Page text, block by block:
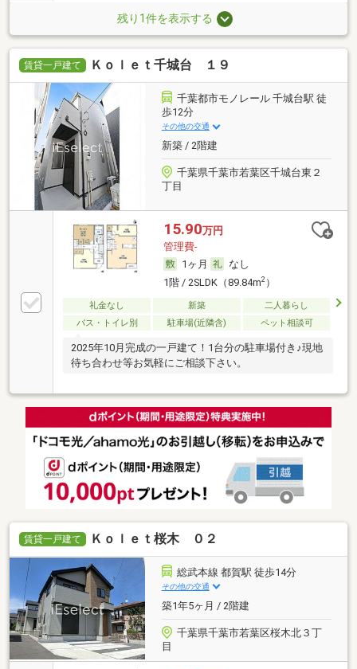
残り1件を表示する
賃貸一戸建て Ｋｏｌｅｔ千城台 １９
千葉都市モノレール 千城台駅 徒
歩12分
その他の交通
新築 / 2階建
千葉県千葉市若葉区千城台東２
丁目
15.90万円
管理費-
1ヶ月
なし
1階 / 2SLDK（89.84m2）
礼金なし 新築
二人暮らし
バス・トイレ別
駐車場(近隣含) ペット相談可
2025年10月完成の一戸建て！1台分の駐車場付き♪現地
待ち合わせ等お気軽にご相談下さい。
賃貸一戸建て Ｋｏｌｅｔ桜木 ０２
総武本線 都賀駅 徒歩14分
その他の交通
築1年5ヶ月 / 2階建
千葉県千葉市若葉区桜木北３丁
目